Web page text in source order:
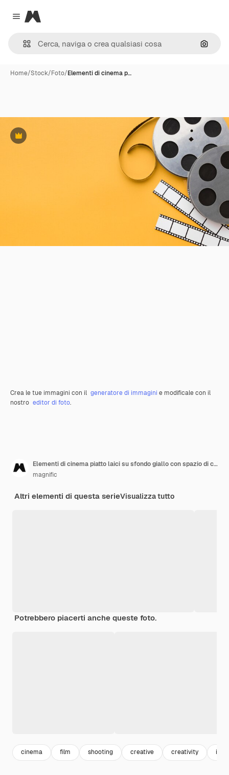
Close menu
Magnific
Cerca
Home/Stock/Foto/Elementi di cinema p…
Premium
Crea le tue immagini con il generatore di immagini e modificale con il
nostro editor di foto.
Elementi di cinema piatto laici su sfondo giallo con spazio di copia
magnific
Altri elementi di questa serieVisualizza tutto
Potrebbero piacerti anche queste foto.
cinema film shooting creative creativity